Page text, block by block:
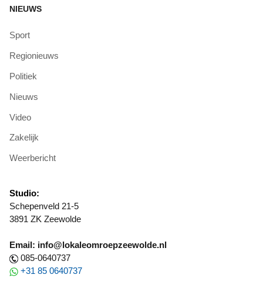
NIEUWS
Sport
Regionieuws
Politiek
Nieuws
Video
Zakelijk
Weerbericht
Studio:
Schepenveld 21-5
3891 ZK Zeewolde
Email: info@lokaleomroepzeewolde.nl
085-0640737
+31 85 0640737